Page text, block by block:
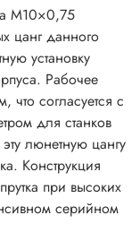
M10×0,75
цанг данного
установку
Рабочее
что согласуется с
для станков
люнетную цангу
Конструкция
при высоких
серийном